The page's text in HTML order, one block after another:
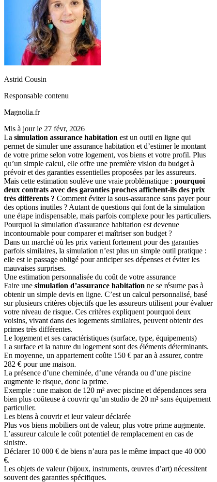
Astrid Cousin
Responsable contenu
Magnolia.fr
Mis à jour le 27 févr, 2026
La simulation assurance habitation est un outil en ligne qui
permet de simuler une assurance habitation et d’estimer le montant
de votre prime selon votre logement, vos biens et votre profil. Plus
qu’un simple calcul, elle offre une première vision du budget à
prévoir et des garanties essentielles proposées par les assureurs.
Mais cette estimation soulève une vraie problématique : pourquoi
deux contrats avec des garanties proches affichent-ils des prix
très différents ? Comment éviter la sous-assurance sans payer pour
des options inutiles ? Autant de questions qui font de la simulation
une étape indispensable, mais parfois complexe pour les particuliers.
Pourquoi la simulation d'assurance habitation est devenue
incontournable pour comparer et maîtriser son budget ?
Dans un marché où les prix varient fortement pour des garanties
parfois similaires, la simulation n’est plus un simple outil pratique :
elle est le passage obligé pour anticiper ses dépenses et éviter les
mauvaises surprises.
Une estimation personnalisée du coût de votre assurance
Faire une simulation d’assurance habitation ne se résume pas à
obtenir un simple devis en ligne. C’est un calcul personnalisé, basé
sur plusieurs critères objectifs que les assureurs utilisent pour évaluer
votre niveau de risque. Ces critères expliquent pourquoi deux
voisins, vivant dans des logements similaires, peuvent obtenir des
primes très différentes.
Le logement et ses caractéristiques (surface, type, équipements)
La surface et la nature du logement sont des éléments déterminants.
En moyenne, un appartement coûte 150 € par an à assurer, contre
282 € pour une maison.
La présence d’une cheminée, d’une véranda ou d’une piscine
augmente le risque, donc la prime.
Exemple : une maison de 120 m² avec piscine et dépendances sera
bien plus coûteuse à couvrir qu’un studio de 20 m² sans équipement
particulier.
Les biens à couvrir et leur valeur déclarée
Plus vos biens mobiliers ont de valeur, plus votre prime augmente.
L’assureur calcule le coût potentiel de remplacement en cas de
sinistre.
Déclarer 10 000 € de biens n’aura pas le même impact que 40 000
€.
Les objets de valeur (bijoux, instruments, œuvres d’art) nécessitent
souvent des garanties spécifiques.